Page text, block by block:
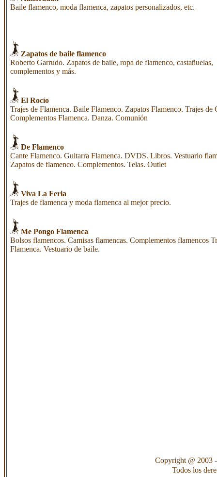
Baile flamenco, moda flamenca, zapatos personalizados, etc.
Zapatos de baile flamenco
Roberto Garrudo. Zapatos de baile, ropa de flamenco, castañuelas,
complementos y más.
El Rocío
Trajes de Flamenca. Baile Flamenco. Zapatos Flamenco. Trajes de
Complementos Flamenca. Danza. Comunión
De Flamenco
Cante Flamenco. Guitarra Flamenca. DVDS. Libros. Vestuario
Zapatos de flamenco. Complementos. Telas. Outlet
Viva La Feria
Trajes de flamenca y moda flamenca al mejor precio.
Me Pongo Flamenca
Bolsos flamencos. Camisas flamencas. Complementos flamencos
Flamenca. Vestuario de baile.
Copyright @ 2003
Todos los